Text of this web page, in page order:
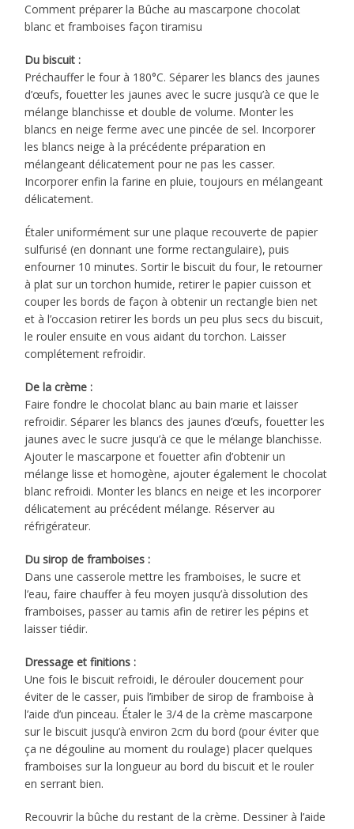
Comment préparer la Bûche au mascarpone chocolat
blanc et framboises façon tiramisu
Du biscuit :
Préchauffer le four à 180°C. Séparer les blancs des jaunes
d’œufs, fouetter les jaunes avec le sucre jusqu’à ce que le
mélange blanchisse et double de volume. Monter les
blancs en neige ferme avec une pincée de sel. Incorporer
les blancs neige à la précédente préparation en
mélangeant délicatement pour ne pas les casser.
Incorporer enfin la farine en pluie, toujours en mélangeant
délicatement.
Étaler uniformément sur une plaque recouverte de papier
sulfurisé (en donnant une forme rectangulaire), puis
enfourner 10 minutes. Sortir le biscuit du four, le retourner
à plat sur un torchon humide, retirer le papier cuisson et
couper les bords de façon à obtenir un rectangle bien net
et à l’occasion retirer les bords un peu plus secs du biscuit,
le rouler ensuite en vous aidant du torchon. Laisser
complétement refroidir.
De la crème :
Faire fondre le chocolat blanc au bain marie et laisser
refroidir. Séparer les blancs des jaunes d’œufs, fouetter les
jaunes avec le sucre jusqu’à ce que le mélange blanchisse.
Ajouter le mascarpone et fouetter afin d’obtenir un
mélange lisse et homogène, ajouter également le chocolat
blanc refroidi. Monter les blancs en neige et les incorporer
délicatement au précédent mélange. Réserver au
réfrigérateur.
Du sirop de framboises :
Dans une casserole mettre les framboises, le sucre et
l’eau, faire chauffer à feu moyen jusqu’à dissolution des
framboises, passer au tamis afin de retirer les pépins et
laisser tiédir.
Dressage et finitions :
Une fois le biscuit refroidi, le dérouler doucement pour
éviter de le casser, puis l’imbiber de sirop de framboise à
l’aide d’un pinceau. Étaler le 3/4 de la crème mascarpone
sur le biscuit jusqu’à environ 2cm du bord (pour éviter que
ça ne dégouline au moment du roulage) placer quelques
framboises sur la longueur au bord du biscuit et le rouler
en serrant bien.
Recouvrir la bûche du restant de la crème. Dessiner à l’aide